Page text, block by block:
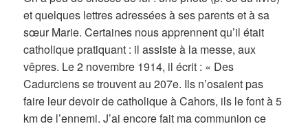
et quelques lettres adressées à ses parents et à sa
sœur Marie. Certaines nous apprennent qu’il était
catholique pratiquant : il assiste à la messe, aux
vêpres. Le 2 novembre 1914, il écrit : « Des
Cadurciens se trouvent au 207e. Ils n’osaient pas
faire leur devoir de catholique à Cahors, ils le font à 5
km de l’ennemi. J’ai encore fait ma communion ce